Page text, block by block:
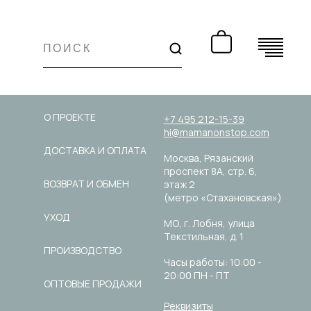
КЛИЕНТАМ
О ПРОЕКТЕ
ДОСТАВКА И ОПЛАТА
ВОЗВРАТ И ОБМЕН
УХОД
ПРОИЗВОДСТВО
ОПТОВЫЕ ПРОДАЖИ
КОНТАКТЫ
+7 495 212-15-39
hi@mamanonstop.com
Москва, Рязанский
проспект 8А, стр. 6,
этаж 2
(метро «Стахановская»)
МО, г. Лобня, улица
Текстильная, д. 1
Часы работы: 10:00 -
20:00 ПН - ПТ
Реквизиты